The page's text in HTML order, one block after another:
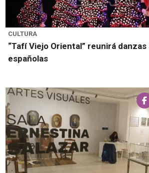
CULTURA
“Tafí Viejo Oriental” reunirá danzas
españolas